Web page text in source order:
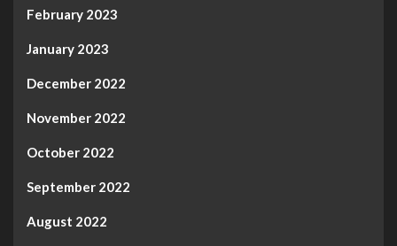
February 2023
January 2023
December 2022
November 2022
October 2022
September 2022
August 2022